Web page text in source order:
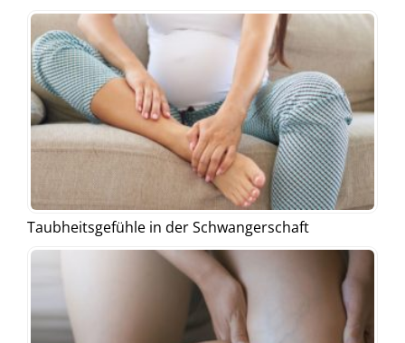
Taubheitsgefühle in der Schwangerschaft